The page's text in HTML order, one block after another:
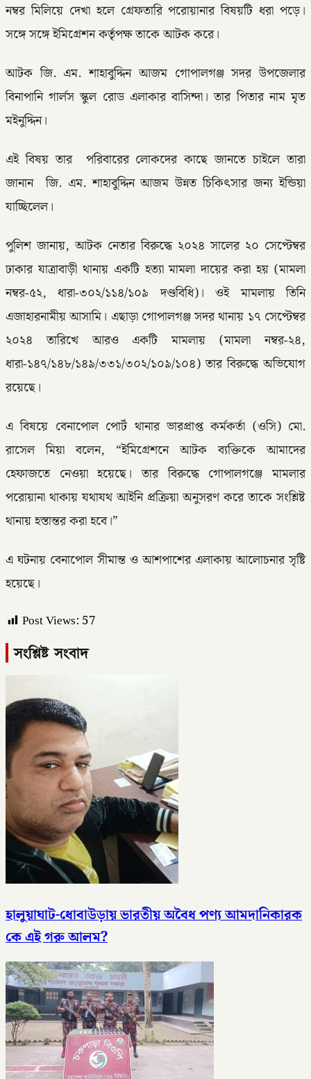
নম্বর মিলিয়ে দেখা হলে গ্রেফতারি পরোয়ানার বিষয়টি ধরা পড়ে।
সঙ্গে সঙ্গে ইমিগ্রেশন কর্তৃপক্ষ তাকে আটক করে।
আটক জি. এম. শাহাবুদ্দিন আজম গোপালগঞ্জ সদর উপজেলার
বিনাপানি গার্লস স্কুল রোড এলাকার বাসিন্দা। তার পিতার নাম মৃত
মইনুদ্দিন।
এই বিষয় তার পরিবারের লোকদের কাছে জানতে চাইলে তারা
জানান জি. এম. শাহাবুদ্দিন আজম উন্নত চিকিৎসার জন্য ইন্ডিয়া
যাচ্ছিলেল।
পুলিশ জানায়, আটক নেতার বিরুদ্ধে ২০২৪ সালের ২০ সেপ্টেম্বর
ঢাকার যাত্রাবাড়ী থানায় একটি হত্যা মামলা দায়ের করা হয় (মামলা
নম্বর-৫২, ধারা-৩০২/১১৪/১০৯ দণ্ডবিধি)। ওই মামলায় তিনি
এজাহারনামীয় আসামি। এছাড়া গোপালগঞ্জ সদর থানায় ১৭ সেপ্টেম্বর
২০২৪ তারিখে আরও একটি মামলায় (মামলা নম্বর-২৪,
ধারা-১৪৭/১৪৮/১৪৯/৩৩১/৩০২/১০৯/১০৪) তার বিরুদ্ধে অভিযোগ
রয়েছে।
এ বিষয়ে বেনাপোল পোর্ট থানার ভারপ্রাপ্ত কর্মকর্তা (ওসি) মো.
রাসেল মিয়া বলেন, “ইমিগ্রেশনে আটক ব্যক্তিকে আমাদের
হেফাজতে নেওয়া হয়েছে। তার বিরুদ্ধে গোপালগঞ্জে মামলার
পরোয়ানা থাকায় যথাযথ আইনি প্রক্রিয়া অনুসরণ করে তাকে সংশ্লিষ্ট
থানায় হস্তান্তর করা হবে।”
এ ঘটনায় বেনাপোল সীমান্ত ও আশপাশের এলাকায় আলোচনার সৃষ্টি
হয়েছে।
Post Views: 57
সংশ্লিষ্ট সংবাদ
হালুয়াঘাট-ধোবাউড়ায় ভারতীয় অবৈধ পণ্য আমদানিকারক
কে এই গরু আলম?